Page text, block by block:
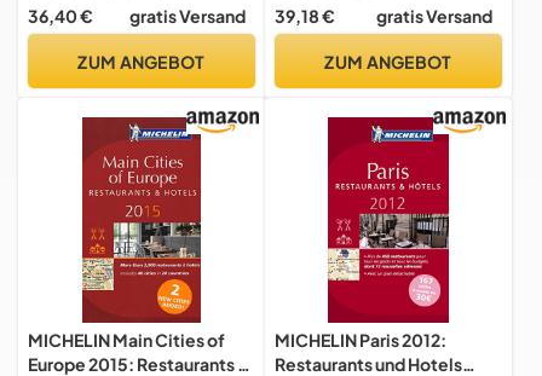
36,40 € gratis Versand
ZUM ANGEBOT
39,18 € gratis Versand
ZUM ANGEBOT
MICHELIN Main Cities of
Europe 2015: Restaurants &
MICHELIN Paris 2012:
Restaurants und Hotels